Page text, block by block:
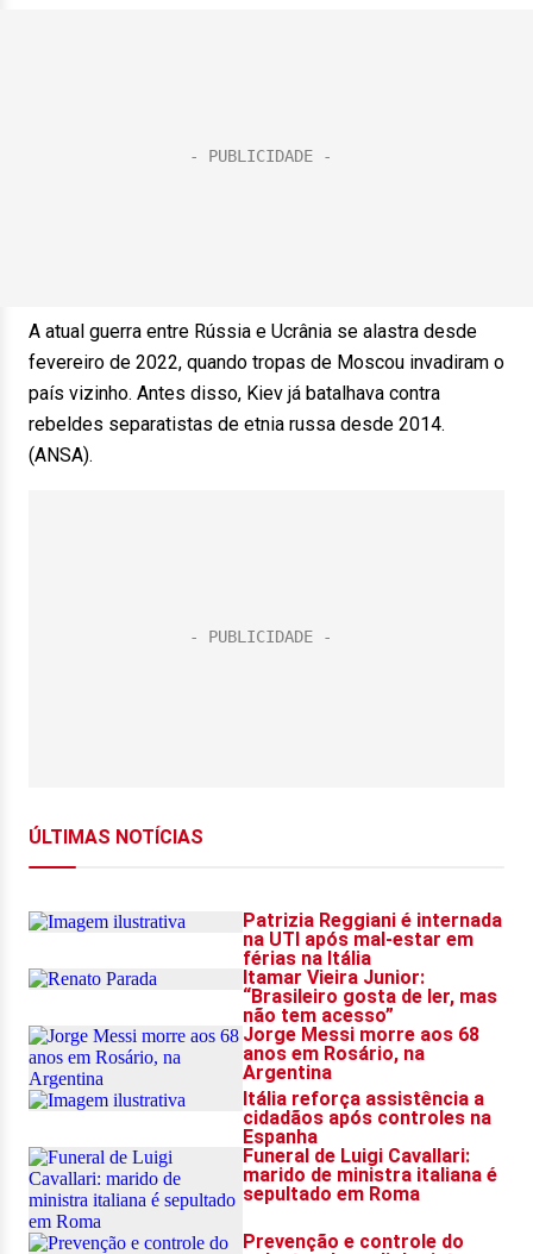
A atual guerra entre Rússia e Ucrânia se alastra desde
fevereiro de 2022, quando tropas de Moscou invadiram o
país vizinho. Antes disso, Kiev já batalhava contra
rebeldes separatistas de etnia russa desde 2014.
(ANSA).